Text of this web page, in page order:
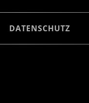
DATENSCHUTZ